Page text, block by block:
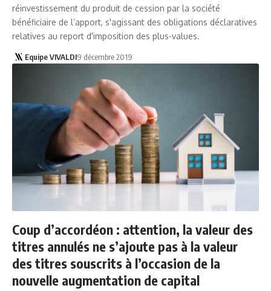
réinvestissement du produit de cession par la société
bénéficiaire de l’apport, s'agissant des obligations déclaratives
relatives au report d'imposition des plus-values.
Equipe VIVALDI9 décembre 2019
Coup d’accordéon : attention, la valeur des
titres annulés ne s’ajoute pas à la valeur
des titres souscrits à l’occasion de la
nouvelle augmentation de capital